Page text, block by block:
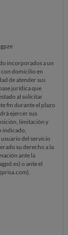
incorporados a un
con domicilio en
de atender sus
jurídica que
al solicitar
fin durante el plazo
ejercer sus
limitación y
indicado,
del servicio
su derecho a la
ante la
o ante el